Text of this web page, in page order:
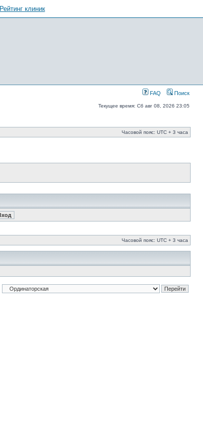
Рейтинг клиник
FAQ Поиск
Текущее время: Сб авг 08, 2026 23:05
Часовой пояс: UTC + 3 часа
Часовой пояс: UTC + 3 часа